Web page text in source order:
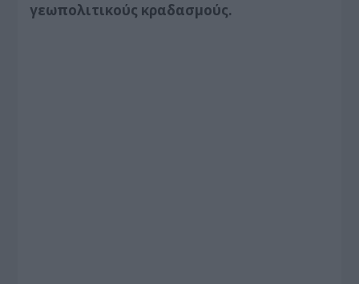
γεωπολιτικούς κραδασμούς.